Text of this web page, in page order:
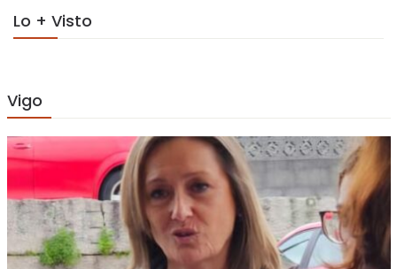
Lo + Visto
Vigo